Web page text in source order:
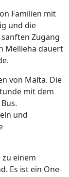
Familien mit
und die
Zugang
Mellieha dauert
von Malta. Die
mit dem
und
einem
Es ist ein One-